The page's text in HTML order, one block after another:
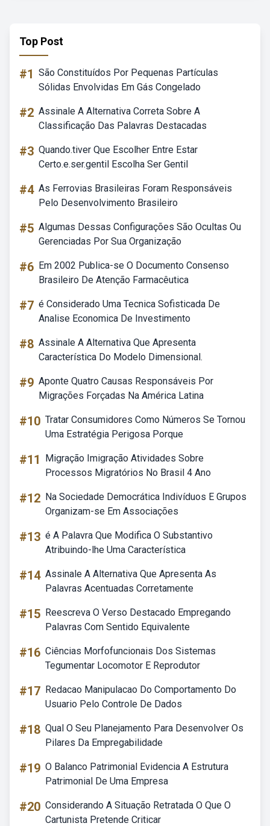
Top Post
#1 São Constituídos Por Pequenas Partículas
Sólidas Envolvidas Em Gás Congelado
#2 Assinale A Alternativa Correta Sobre A
Classificação Das Palavras Destacadas
#3 Quando.tiver Que Escolher Entre Estar
Certo.e.ser.gentil Escolha Ser Gentil
#4 As Ferrovias Brasileiras Foram Responsáveis
Pelo Desenvolvimento Brasileiro
#5 Algumas Dessas Configurações São Ocultas Ou
Gerenciadas Por Sua Organização
#6 Em 2002 Publica-se O Documento Consenso
Brasileiro De Atenção Farmacêutica
#7 é Considerado Uma Tecnica Sofisticada De
Analise Economica De Investimento
#8 Assinale A Alternativa Que Apresenta
Característica Do Modelo Dimensional.
#9 Aponte Quatro Causas Responsáveis Por
Migrações Forçadas Na América Latina
#10 Tratar Consumidores Como Números Se Tornou
Uma Estratégia Perigosa Porque
#11
Migração Imigração Atividades Sobre
Processos Migratórios No Brasil 4 Ano
#12 Na Sociedade Democrática Indivíduos E Grupos
Organizam-se Em Associações
#13 é A Palavra Que Modifica O Substantivo
Atribuindo-lhe Uma Característica
#14 Assinale A Alternativa Que Apresenta As
Palavras Acentuadas Corretamente
#15 Reescreva O Verso Destacado Empregando
Palavras Com Sentido Equivalente
#16 Ciências Morfofuncionais Dos Sistemas
Tegumentar Locomotor E Reprodutor
#17 Redacao Manipulacao Do Comportamento Do
Usuario Pelo Controle De Dados
#18 Qual O Seu Planejamento Para Desenvolver Os
Pilares Da Empregabilidade
#19 O Balanco Patrimonial Evidencia A Estrutura
Patrimonial De Uma Empresa
#20 Considerando A Situação Retratada O Que O
Cartunista Pretende Criticar